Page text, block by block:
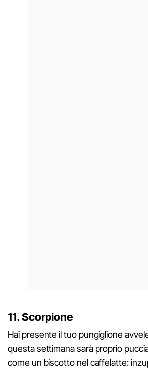
11. Scorpione
Hai presente il tuo pungiglione
questa settimana sarà proprio
come un biscotto nel caffelatte: